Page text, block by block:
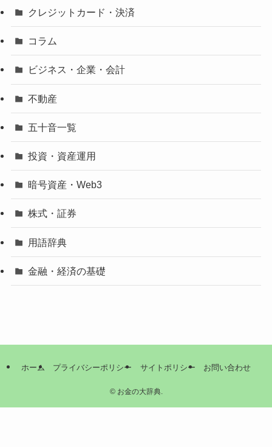
クレジットカード・決済
コラム
ビジネス・企業・会計
不動産
五十音一覧
投資・資産運用
暗号資産・Web3
株式・証券
用語辞典
金融・経済の基礎
ホーム プライバシーポリシー サイトポリシー お問い合わせ
©お金の大辞典.